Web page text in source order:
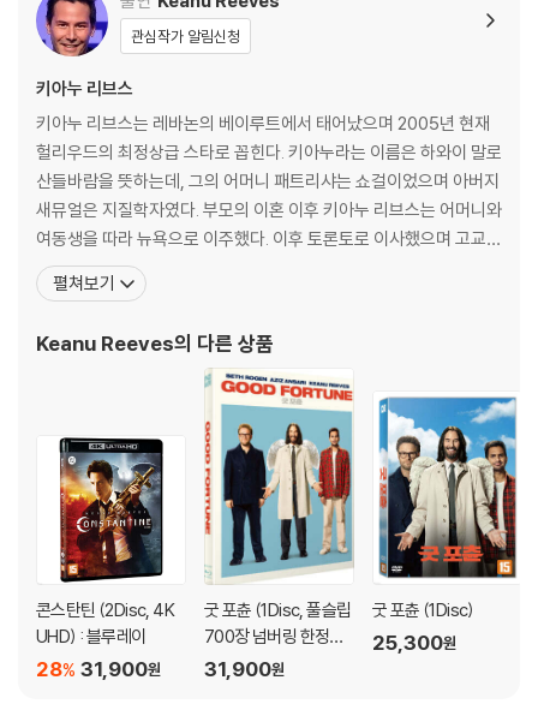
관심작가 알림신청
키아누 리브스
키아누 리브스는 레바논의 베이루트에서 태어났으며 2005년 현재
헐리우드의 최정상급 스타로 꼽힌다. 키아누라는 이름은 하와이 말로
산들바람을 뜻하는데, 그의 어머니 패트리샤는 쇼걸이었으며 아버지
새뮤얼은 지질학자였다. 부모의 이혼 이후 키아누 리브스는 어머니와
여동생을 따라 뉴욕으로 이주했다. 이후 토론토로 이사했으며 고교
시절에는 아이스 하키와 드라마에 흥미를 보였다. 1986년 그는 하키
영화인 <영블러드>에 짧게 모습을 보였으며 톰 헌터스 감독의 <리
의 <위험한 관계>에서 글렌 클로즈, 존 말코비치, 미셸 파
펼쳐보기
Keanu Reeves의 다른 상품
콘스탄틴 (2Disc, 4K
UHD) : 블루레이
31,900원
28%
굿 포츈 (1Disc, 풀슬립
700장 넘버링 한정판)
: 블루레이
31,900원
굿 포츈 (1Disc)
25,300원